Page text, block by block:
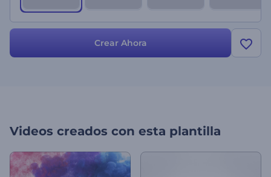
Crear Ahora
Videos creados con esta plantilla